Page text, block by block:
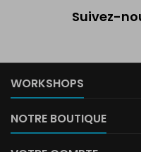
Suivez-
WORKSHOPS
NOTRE BOUTIQUE